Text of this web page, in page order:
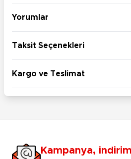
Yorumlar
Taksit Seçenekleri
Kargo ve Teslimat
Kampanya,